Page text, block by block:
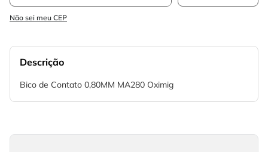
Não sei meu CEP
Descrição
Bico de Contato 0,80MM MA280 Oximig